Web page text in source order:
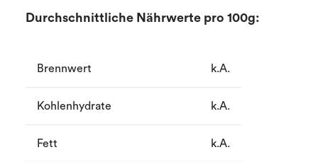
Durchschnittliche Nährwerte pro 100g:
Brennwert k.A.
Kohlenhydrate k.A.
Fett k.A.